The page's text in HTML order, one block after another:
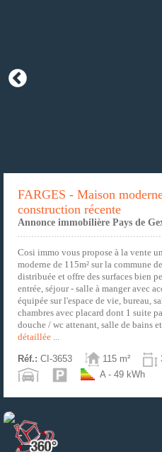
FARGES - Maison
construction récente
Annonce immobilière Pays de
Cosi immo vous propose à la vente
moderne de 115m² sur la commune
distribuée et offre des surfaces bien
entrée, séjour - salle à manger avec
équipée sur l'espace de vie, bureau,
chambres avec placard dont 1 suite
douche / wc attenant, salle de bains
détaillée ...
Réf.: CI-3653 115 m²
A - 49 kWh